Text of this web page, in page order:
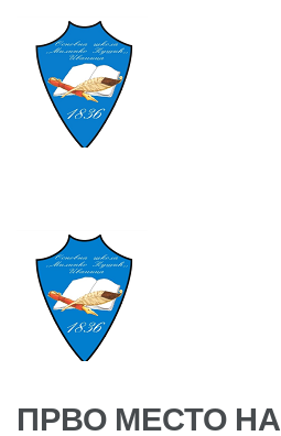
content
(Press
ПРВО МЕСТО НА